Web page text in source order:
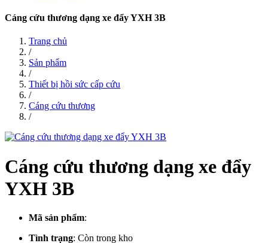
Cáng cứu thương dạng xe đẩy YXH 3B
Trang chủ
/
Sản phẩm
/
Thiết bị hồi sức cấp cứu
/
Cáng cứu thương
/
Cáng cứu thương dạng xe đẩy
YXH 3B
Mã sản phẩm:
Tình trạng: Còn trong kho